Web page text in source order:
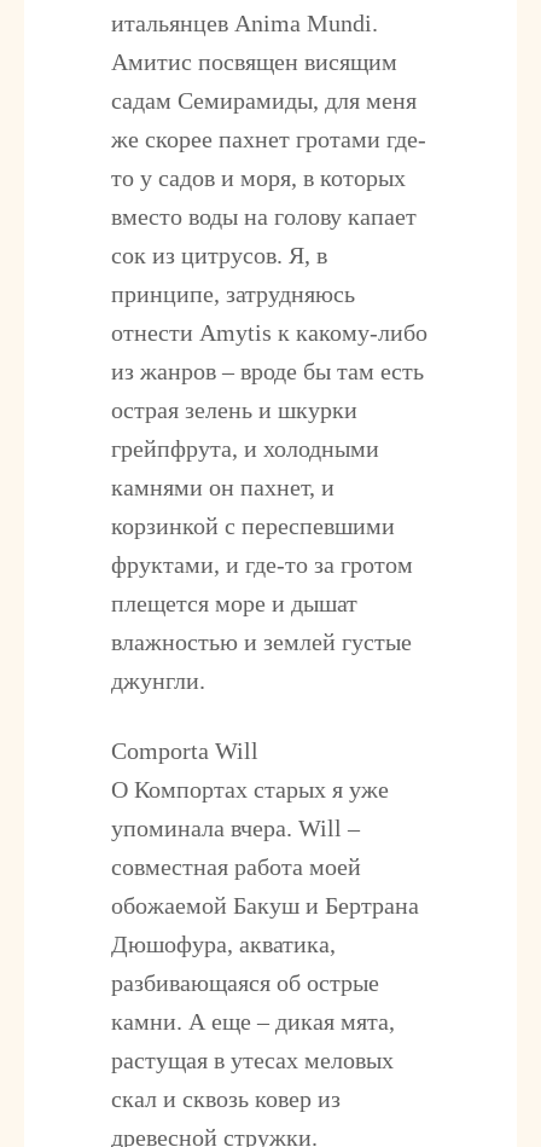
итальянцев Anima Mundi.
Амитис посвящен висящим
садам Семирамиды, для меня
же скорее пахнет гротами где-
то у садов и моря, в которых
вместо воды на голову капает
сок из цитрусов. Я, в
принципе, затрудняюсь
отнести Amytis к какому-либо
из жанров – вроде бы там есть
острая зелень и шкурки
грейпфрута, и холодными
камнями он пахнет, и
корзинкой с переспевшими
фруктами, и где-то за гротом
плещется море и дышат
влажностью и землей густые
джунгли.
Comporta Will
О Компортах старых я уже
упоминала вчера. Will –
совместная работа моей
обожаемой Бакуш и Бертрана
Дюшофура, акватика,
разбивающаяся об острые
камни. А еще – дикая мята,
растущая в утесах меловых
скал и сквозь ковер из
древесной стружки.